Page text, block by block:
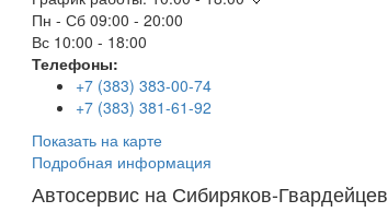
Пн - Сб 09:00 - 20:00
Вс 10:00 - 18:00
Телефоны:
+7 (383) 383-00-74
+7 (383) 381-61-92
Показать на карте
Подробная информация
Автосервис на Сибиряков-Гвардейцев